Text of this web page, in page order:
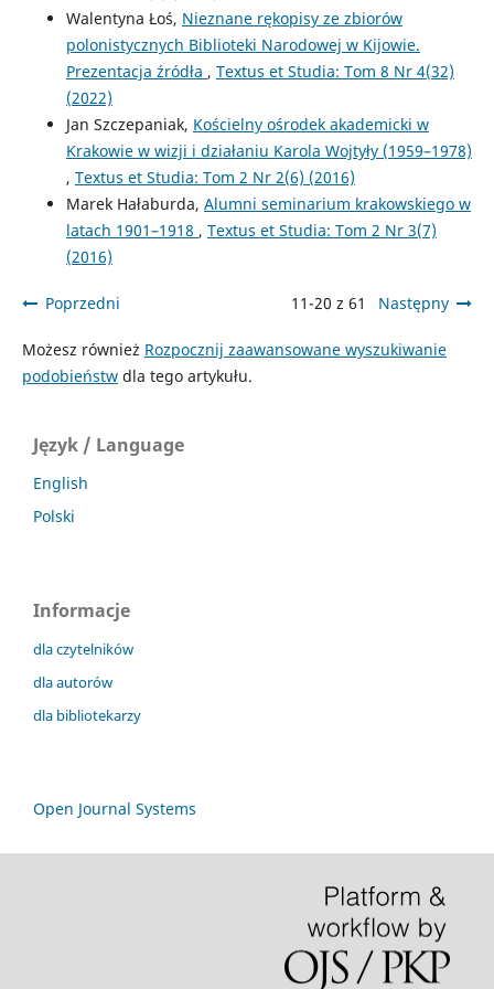
Walentyna Łoś, Nieznane rękopisy ze zbiorów
polonistycznych Biblioteki Narodowej w Kijowie.
Prezentacja źródła , Textus et Studia: Tom 8 Nr 4(32)
(2022)
Jan Szczepaniak, Kościelny ośrodek akademicki w
Krakowie w wizji i działaniu Karola Wojtyły (1959–1978)
, Textus et Studia: Tom 2 Nr 2(6) (2016)
Marek Hałaburda, Alumni seminarium krakowskiego w
latach 1901–1918 , Textus et Studia: Tom 2 Nr 3(7)
(2016)
Poprzedni 11-20 z 61 Następny
Możesz również Rozpocznij zaawansowane wyszukiwanie
podobieństwdla tego artykułu.
Język / Language
English
Polski
Informacje
dla czytelników
dla autorów
dla bibliotekarzy
Open Journal Systems